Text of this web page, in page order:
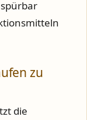
zu
die